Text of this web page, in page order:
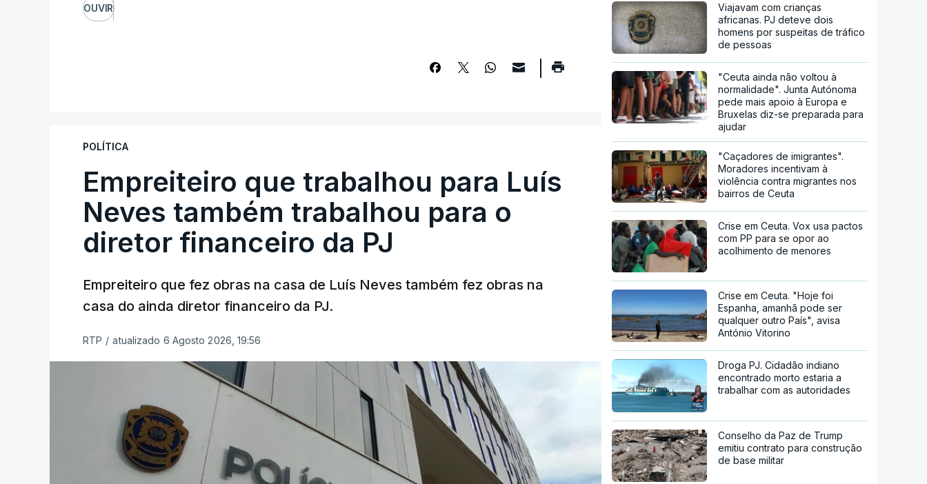
OUVIR
POLÍTICA
Empreiteiro que trabalhou para Luís
Neves também trabalhou para o
diretor financeiro da PJ
Empreiteiro que fez obras na casa de Luís Neves também fez obras na
casa do ainda diretor financeiro da PJ.
RTP / atualizado 6 Agosto 2026, 19:56
Viajavam com crianças
africanas. PJ deteve dois
homens por suspeitas de tráfico
de pessoas
"Ceuta ainda não voltou à
normalidade". Junta Autónoma
pede mais apoio à Europa e
Bruxelas diz-se preparada para
ajudar
"Caçadores de imigrantes".
Moradores incentivam à
violência contra migrantes nos
bairros de Ceuta
Crise em Ceuta. Vox usa pactos
com PP para se opor ao
acolhimento de menores
Crise em Ceuta. "Hoje foi
Espanha, amanhã pode ser
qualquer outro País", avisa
António Vitorino
Droga PJ. Cidadão indiano
encontrado morto estaria a
trabalhar com as autoridades
Conselho da Paz de Trump
emitiu contrato para construção
de base militar